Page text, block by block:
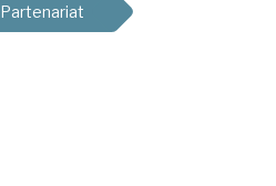
Partenariat